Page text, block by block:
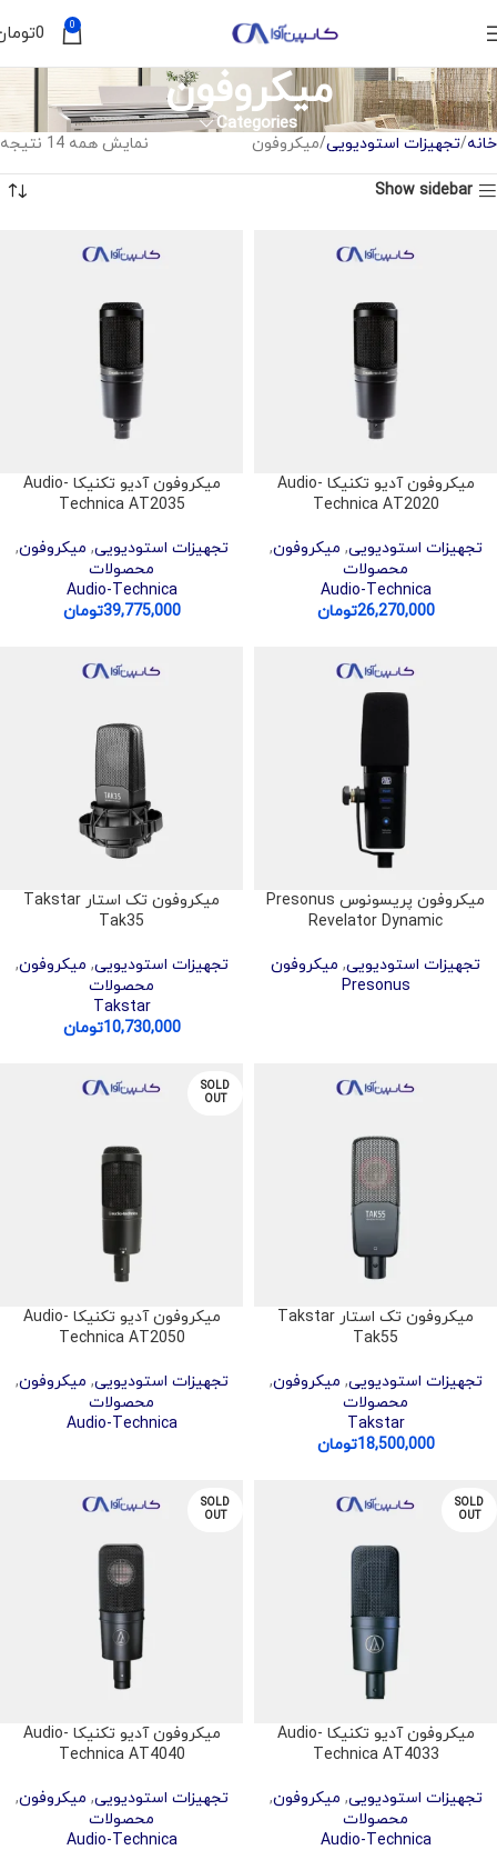
0
0
میکروفون
Categories
خانه تجهیزات استودیویی میکروفون نمایش همه 14 نتیجه
Show sidebar
میکروفون آدیو تکنیکا Audio-
Technica AT2020
تجهیزات استودیویی, میکروفون,
محصولات
Audio-Technica
26,270,000تومان
میکروفون آدیو تکنیکا Audio-
Technica AT2035
تجهیزات استودیویی, میکروفون,
محصولات
Audio-Technica
39,775,000تومان
میکروفون پریسونوس Presonus
Revelator Dynamic
تجهیزات استودیویی, میکروفون
Presonus
میکروفون تک استار Takstar
Tak35
تجهیزات استودیویی, میکروفون,
محصولات
Takstar
10,730,000تومان
میکروفون تک استار Takstar
Tak55
تجهیزات استودیویی, میکروفون,
محصولات
Takstar
18,500,000تومان
SOLD
OUT
میکروفون آدیو تکنیکا Audio-
Technica AT2050
تجهیزات استودیویی, میکروفون,
محصولات
Audio-Technica
SOLD
OUT
میکروفون آدیو تکنیکا Audio-
Technica AT4033
تجهیزات استودیویی, میکروفون,
محصولات
Audio-Technica
SOLD
OUT
میکروفون آدیو تکنیکا Audio-
Technica AT4040
تجهیزات استودیویی, میکروفون,
محصولات
Audio-Technica